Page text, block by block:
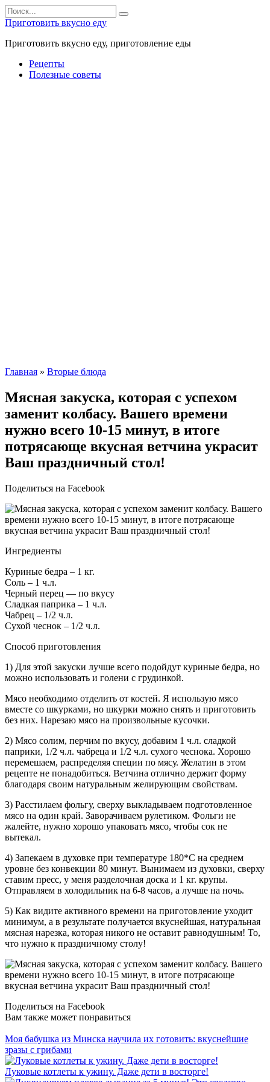
Перейти
к
контенту
Search
for:
Приготовить вкусно еду
Приготовить вкусно еду, приготовление еды
Рецепты
Полезные советы
Главная » Вторые блюда
Мясная закуска, которая с успехом
заменит колбасу. Вашего времени
нужно всего 10-15 минут, в итоге
потрясающе вкусная ветчина украсит
Ваш праздничный стол!
Поделиться на Facebook
Ингредиенты
Куриные бедра – 1 кг.
Соль – 1 ч.л.
Черный перец — по вкусу
Сладкая паприка – 1 ч.л.
Чабрец – 1/2 ч.л.
Сухой чеснок – 1/2 ч.л.
Способ приготовления
1) Для этой закуски лучше всего подойдут куриные бедра, но
можно использовать и голени с грудинкой.
Мясо необходимо отделить от костей. Я использую мясо
вместе со шкурками, но шкурки можно снять и приготовить
без них. Нарезаю мясо на произвольные кусочки.
2) Мясо солим, перчим по вкусу, добавим 1 ч.л. сладкой
паприки, 1/2 ч.л. чабреца и 1/2 ч.л. сухого чеснока. Хорошо
перемешаем, распределяя специи по мясу. Желатин в этом
рецепте не понадобиться. Ветчина отлично держит форму
благодаря своим натуральным желирующим свойствам.
3) Расстилаем фольгу, сверху выкладываем подготовленное
мясо на один край. Заворачиваем рулетиком. Фольги не
жалейте, нужно хорошо упаковать мясо, чтобы сок не
вытекал.
4) Запекаем в духовке при температуре 180*С на среднем
уровне без конвекции 80 минут. Вынимаем из духовки, сверху
ставим пресс, у меня разделочная доска и 1 кг. крупы.
Отправляем в холодильник на 6-8 часов, а лучше на ночь.
5) Как видите активного времени на приготовление уходит
минимум, а в результате получается вкуснейшая, натуральная
мясная нарезка, которая никого не оставит равнодушным! То,
что нужно к праздничному столу!
Поделиться на Facebook
Вам также может понравиться
Моя бабушка из Минска научила их готовить: вкуснейшие
зразы с грибами
Луковые котлеты к ужину. Даже дети в восторге!